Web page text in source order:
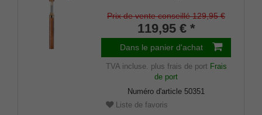
de verrephiople y compris 1
petite tasse en laiton à
l'intérieur de la canne.
Prix de vente conseillé 129,95 €
119,95 € *
Dans le panier d'achat
TVA incluse. plus frais de port Frais
de port
Numéro d'article 50351
Liste de favoris